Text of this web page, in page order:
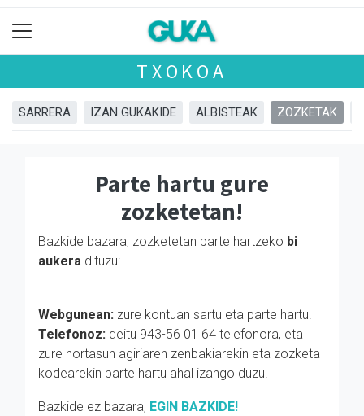
TXOKOA
SARRERA IZAN GUKAKIDE ALBISTEAK ZOZKETAK
Parte hartu gure
zozketetan!
Bazkide bazara, zozketetan parte hartzeko bi
aukera dituzu:
Webgunean: zure kontuan sartu eta parte hartu.
Telefonoz: deitu 943-56 01 64 telefonora, eta
zure nortasun agiriaren zenbakiarekin eta zozketa
kodearekin parte hartu ahal izango duzu.
Bazkide ez bazara, EGIN BAZKIDE!